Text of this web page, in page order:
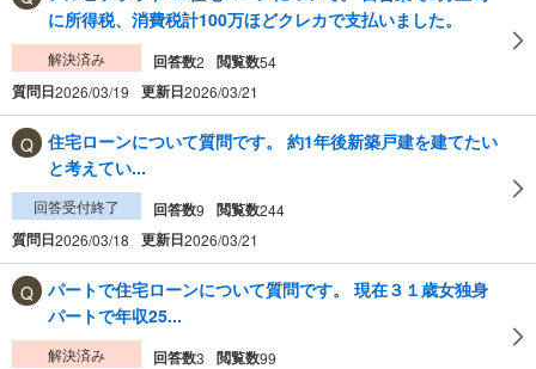
に所得税、消費税計100万ほどクレカで支払いました。
解決済み 回答数2 閲覧数54
質問日2026/03/19 更新日2026/03/21
住宅ローンについて質問です。 約1年後新築戸建を建てたい
と考えてい...
回答受付終了 回答数9 閲覧数244
質問日2026/03/18 更新日2026/03/21
パートで住宅ローンについて質問です。 現在３１歳女独身
パートで年収25...
解決済み 回答数3 閲覧数99